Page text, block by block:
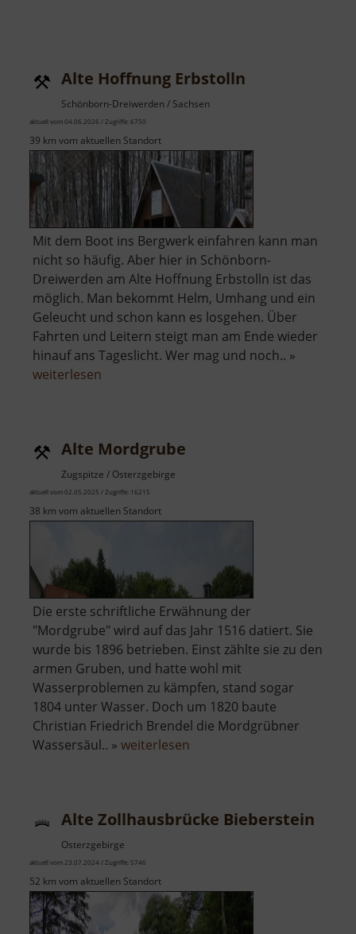
Alte Hoffnung Erbstolln
Schönborn-Dreiwerden / Sachsen
aktuell vom 04.06.2026 / Zugriffe: 6750
39 km vom aktuellen Standort
Mit dem Boot ins Bergwerk einfahren kann man
nicht so häufig. Aber hier in Schönborn-
Dreiwerden am Alte Hoffnung Erbstolln ist das
möglich. Man bekommt Helm, Umhang und ein
Geleucht und schon kann es losgehen. Über
Fahrten und Leitern steigt man am Ende wieder
hinauf ans Tageslicht. Wer mag und noch.. »
weiterlesen
Alte Mordgrube
Zugspitze / Osterzgebirge
aktuell vom 02.05.2025 / Zugriffe: 16215
38 km vom aktuellen Standort
Die erste schriftliche Erwähnung der
"Mordgrube" wird auf das Jahr 1516 datiert. Sie
wurde bis 1896 betrieben. Einst zählte sie zu den
armen Gruben, und hatte wohl mit
Wasserproblemen zu kämpfen, stand sogar
1804 unter Wasser. Doch um 1820 baute
Christian Friedrich Brendel die Mordgrübner
Wassersäul.. » weiterlesen
Alte Zollhausbrücke Bieberstein
Osterzgebirge
aktuell vom 23.07.2024 / Zugriffe: 5746
52 km vom aktuellen Standort